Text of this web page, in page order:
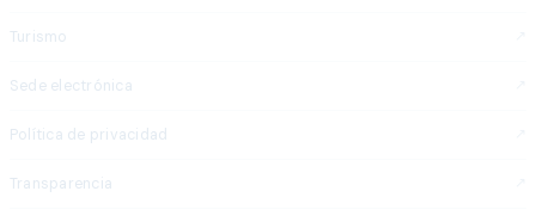
Turismo
Sede electrónica
Política de privacidad
Transparencia